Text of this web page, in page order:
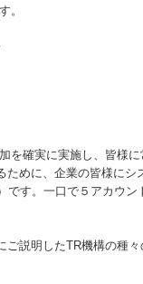
。
確実に実施し、皆様
めに、企業の皆様に
す。一口で５アカウ
説明したTR機構の種